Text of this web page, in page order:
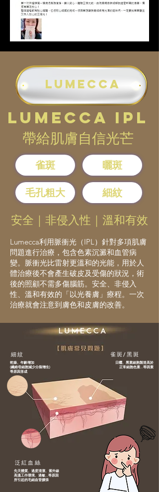
LUMECCA
LUMECCA IPL
帶給肌膚自信光芒
雀斑 曬斑
毛孔粗大 細紋
安全｜非侵入性｜溫和有效
Lumecca利用脈衝光（IPL）針對多項肌膚
問題進行治療，包含色素沉澱和血管病
變。脈衝光比雷射更溫和的光能，用於人
體治療後不會產生破皮及受傷的狀況，術
後的照顧不需多傷腦筋。安全、非侵入
性、溫和有效的「以光養膚」療程。一次
治療就會注意到膚色和皮膚的改善。
乾燥、年齡增加
(纖維母細胞減少分裂增生)
等原因形成
​細紋
日曬、黑素細胞製造高於
正常細胞色素...等因素
雀斑/黑斑
泛紅血絲
先天體質、過度清潔、紫外線
高溫工作環境、過敏...等原因
所引起的毛細血管擴張